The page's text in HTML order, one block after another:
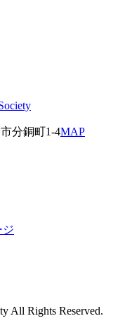
分銅町1-4MAP
ジ
All Rights Reserved.